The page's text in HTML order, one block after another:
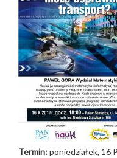
Termin:poniedziałek, 16